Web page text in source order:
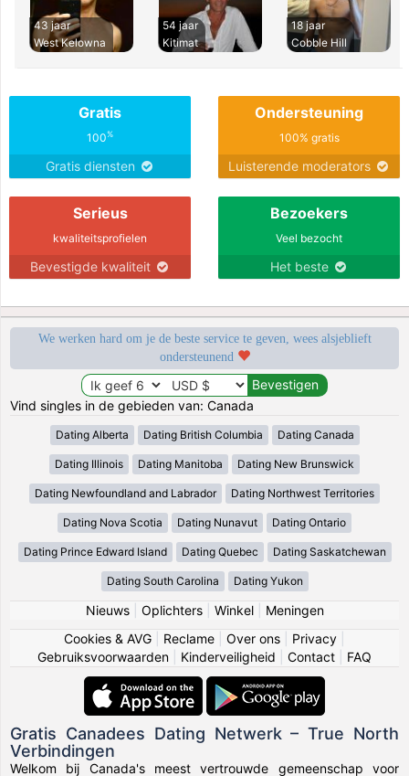
43 jaar
West Kelowna
54 jaar
Kitimat
18 jaar
Cobble Hill
Gratis
100%
Gratis diensten
Ondersteuning
100% gratis
Luisterende moderators
Serieus
kwaliteitsprofielen
Bevestigde kwaliteit
Bezoekers
Veel bezocht
Het beste
We werken hard om je de beste service te geven, wees alsjeblieft
ondersteunend
Vind singles in de gebieden van: Canada
Dating Alberta Dating British Columbia Dating Canada
Dating Illinois Dating Manitoba Dating New Brunswick
Dating Newfoundland and Labrador Dating Northwest Territories
Dating Nova Scotia Dating Nunavut Dating Ontario
Dating Prince Edward Island Dating Quebec Dating Saskatchewan
Dating South Carolina Dating Yukon
Nieuws| Oplichters| Winkel| Meningen
Cookies & AVG
Reclame Over ons Privacy
Gebruiksvoorwaarden
Kinderveiligheid Contact FAQ
Gratis Canadees Dating Netwerk – True North
Verbindingen
Welkom bij Canada's meest vertrouwde gemeenschap voor